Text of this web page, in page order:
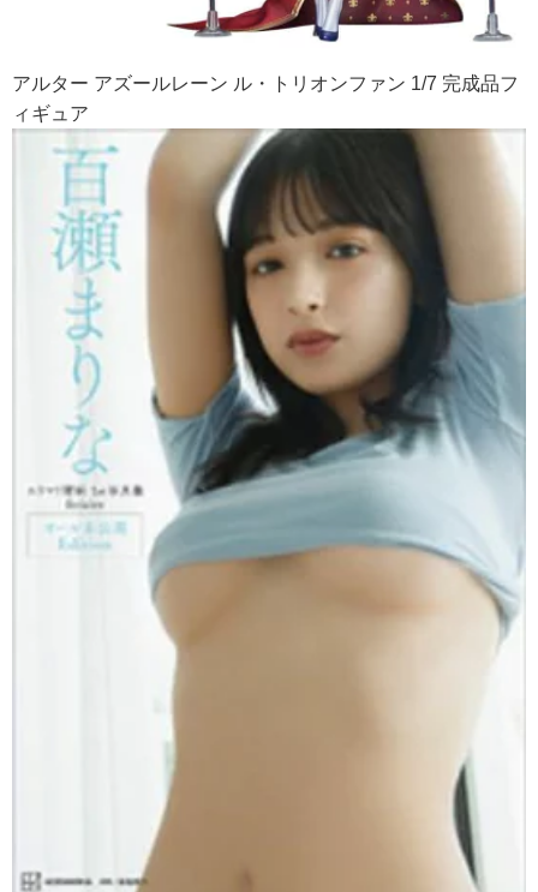
アルター アズールレーン ル・トリオンファン 1/7 完成品フ
ィギュア